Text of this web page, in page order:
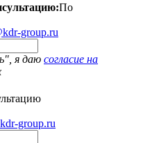
По
group.ru
я даю согласие на
group.ru